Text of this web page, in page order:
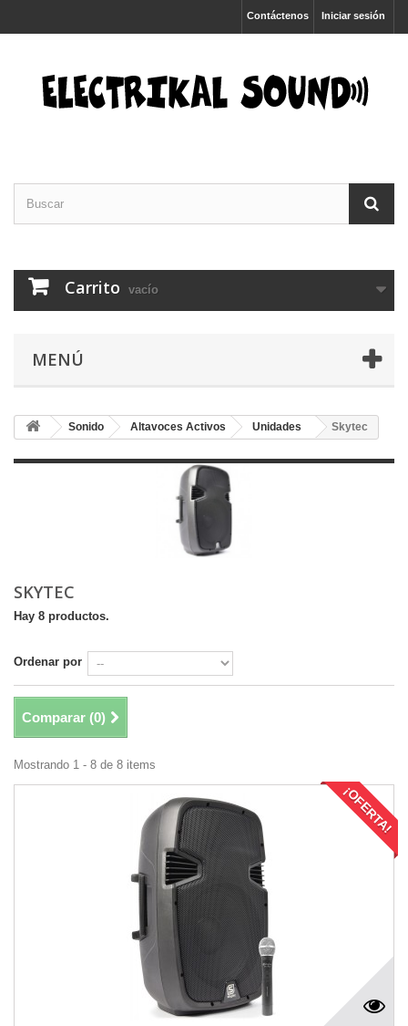
Iniciar sesión
Contáctenos
Carrito vacío
MENÚ
Sonido Altavoces Activos Unidades Skytec
SKYTEC
Hay 8 productos.
Ordenar por
Comparar (0)
Mostrando 1 - 8 de 8 items
¡OFERTA!